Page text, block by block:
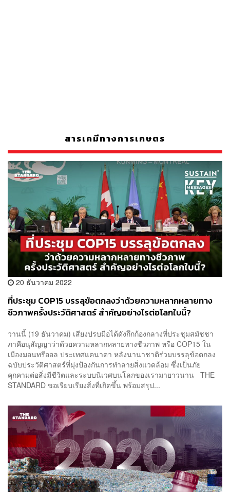
สารเคมีทางการเกษตร
20 ธันวาคม 2022
ที่ประชุม COP15 บรรลุข้อตกลงว่าด้วยความหลากหลายทาง
ชีวภาพครั้งประวัติศาสตร์ สำคัญอย่างไรต่อโลกใบนี้?
วานนี้ (19 ธันวาคม) เสียงปรบมือได้ดังกึกก้องกลางที่ประชุมสมัชชา
ภาคีอนุสัญญาว่าด้วยความหลากหลายทางชีวภาพ หรือ COP15 ใน
เมืองมอนทรีออล ประเทศแคนาดา หลังนานาชาติร่วมบรรลุข้อตกลง
ฉบับประวัติศาสตร์ที่มุ่งป้องกันการทำลายสิ่งแวดล้อม ซึ่งเป็นภัย
คุกคามต่อสิ่งมีชีวิตและระบบนิเวศบนโลกของเรามายาวนาน THE
STANDARD ขอเรียบเรียงสิ่งที่เกิดขึ้น พร้อมสรุป...